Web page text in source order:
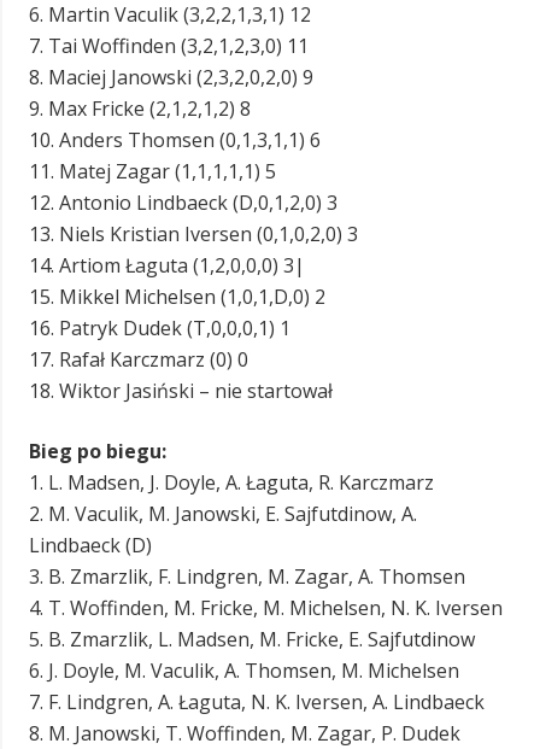
6. Martin Vaculik (3,2,2,1,3,1) 12
7. Tai Woffinden (3,2,1,2,3,0) 11
8. Maciej Janowski (2,3,2,0,2,0) 9
9. Max Fricke (2,1,2,1,2) 8
10. Anders Thomsen (0,1,3,1,1) 6
11. Matej Zagar (1,1,1,1,1) 5
12. Antonio Lindbaeck (D,0,1,2,0) 3
13. Niels Kristian Iversen (0,1,0,2,0) 3
14. Artiom Łaguta (1,2,0,0,0) 3|
15. Mikkel Michelsen (1,0,1,D,0) 2
16. Patryk Dudek (T,0,0,0,1) 1
17. Rafał Karczmarz (0) 0
18. Wiktor Jasiński – nie startował
Bieg po biegu:
1. L. Madsen, J. Doyle, A. Łaguta, R. Karczmarz
2. M. Vaculik, M. Janowski, E. Sajfutdinow, A.
Lindbaeck (D)
3. B. Zmarzlik, F. Lindgren, M. Zagar, A. Thomsen
4. T. Woffinden, M. Fricke, M. Michelsen, N. K. Iversen
5. B. Zmarzlik, L. Madsen, M. Fricke, E. Sajfutdinow
6. J. Doyle, M. Vaculik, A. Thomsen, M. Michelsen
7. F. Lindgren, A. Łaguta, N. K. Iversen, A. Lindbaeck
8. M. Janowski, T. Woffinden, M. Zagar, P. Dudek